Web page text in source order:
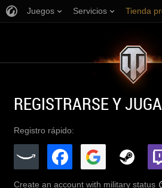
Juegos Servicios Tienda
REGISTRARSE Y
Registro rápido:
Create an account with military status